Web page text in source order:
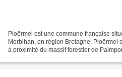
Ploërmel est une commune française
Morbihan, en région Bretagne. Ploërmel
à proximité du massif forestier de